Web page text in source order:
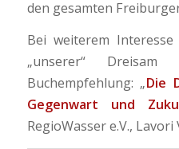
den gesamten
Bei weiterem
„unserer“
Buchempfehlung: „Die
Gegenwart und
RegioWasser e.V.,